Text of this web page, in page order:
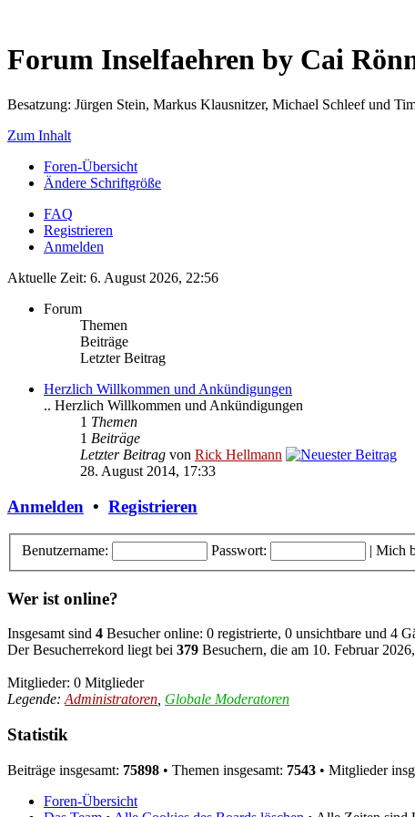
Forum Inselfaehren by Cai
Besatzung: Jürgen Stein, Markus Klausnitzer, Michael Schleef und
Zum Inhalt
Foren-Übersicht
Ändere Schriftgröße
FAQ
Registrieren
Anmelden
Aktuelle Zeit: 6. August 2026, 22:56
Forum
Themen
Beiträge
Letzter Beitrag
Herzlich Willkommen und Ankündigungen
.. Herzlich Willkommen und Ankündigungen
1 Themen
1 Beiträge
Letzter Beitrag von Rick Hellmann
28. August 2014, 17:33
Anmelden • Registrieren
Benutzername: Passwort: | Mich
Wer ist online?
Insgesamt sind 4 Besucher online: 0 registrierte, 0 unsichtbare und 4
Der Besucherrekord liegt bei 379 Besuchern, die am 10. Februar
Mitglieder: 0 Mitglieder
Legende: Administratoren Globale Moderatoren
Statistik
Beiträge insgesamt: 75898 • Themen insgesamt: 7543 • Mitglieder
Foren-Übersicht